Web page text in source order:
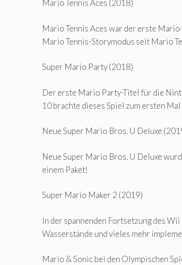
Mario Tennis Aces (2018)
Mario Tennis Aces war der erste
Mario Tennis-Storymodus seit Mario
Super Mario Party (2018)
Der erste Mario Party-Titel für die
10 brachte dieses Spiel zum ersten
Neue Super Mario Bros. U Deluxe
Neue Super Mario Bros. U Deluxe
einem Paket!
Super Mario Maker 2 (2019)
In der spannenden Fortsetzung des
Wasserstände und vieles mehr
Mario & Sonic bei den Olympischen